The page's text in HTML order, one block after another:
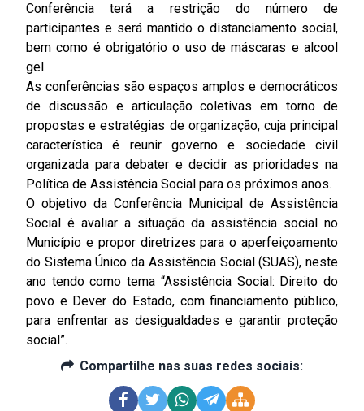
Conferência terá a restrição do número de
participantes e será mantido o distanciamento social,
bem como é obrigatório o uso de máscaras e alcool
gel.
As conferências são espaços amplos e democráticos
de discussão e articulação coletivas em torno de
propostas e estratégias de organização, cuja principal
característica é reunir governo e sociedade civil
organizada para debater e decidir as prioridades na
Política de Assistência Social para os próximos anos.
O objetivo da Conferência Municipal de Assistência
Social é avaliar a situação da assistência social no
Município e propor diretrizes para o aperfeiçoamento
do Sistema Único da Assistência Social (SUAS), neste
ano tendo como tema “Assistência Social: Direito do
povo e Dever do Estado, com financiamento público,
para enfrentar as desigualdades e garantir proteção
social”.
Compartilhe nas suas redes sociais: